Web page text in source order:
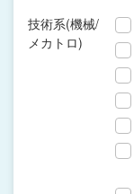
技術系(機械/
メカトロ)